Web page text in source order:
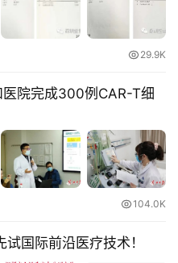
29.9K
医院完成300例CAR-T细
104.0K
国际前沿医疗技术！